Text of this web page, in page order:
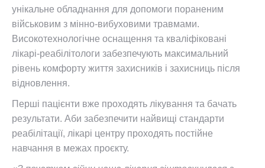
унікальне обладнання для допомоги пораненим
військовим з мінно-вибуховими травмами.
Високотехнологічне оснащення та кваліфіковані
лікарі-реабілітологи забезпечують максимальний
рівень комфорту життя захисників і захисниць після
відновлення.
Перші пацієнти вже проходять лікування та бачать
результати. Аби забезпечити найвищі стандарти
реабілітації, лікарі центру проходять постійне
навчання в межах проєкту.